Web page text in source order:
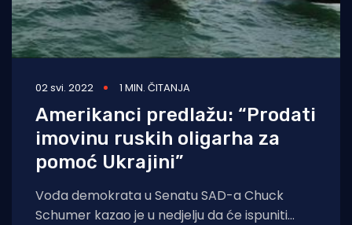
02 svi. 2022 1 MIN. ČITANJA
Amerikanci predlažu: “Prodati
imovinu ruskih oligarha za
pomoć Ukrajini”
Vođa demokrata u Senatu SAD-a Chuck
Schumer kazao je u nedjelju da će ispuniti